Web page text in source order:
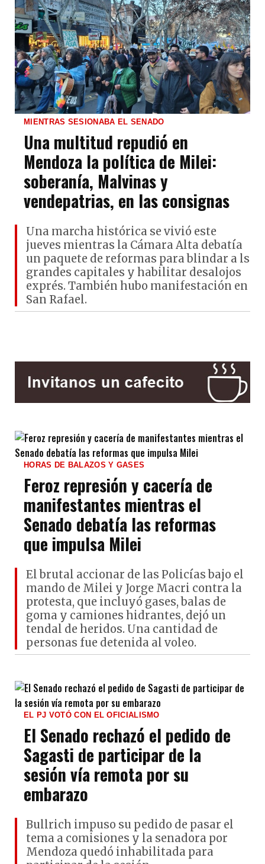
MIENTRAS SESIONABA EL SENADO
Una multitud repudió en
Mendoza la política de Milei:
soberanía, Malvinas y
vendepatrias, en las consignas
Una marcha histórica se vivió este
jueves mientras la Cámara Alta debatía
un paquete de reformas para blindar a ls
grandes capitales y habilitar desalojos
exprés. También hubo manifestación en
San Rafael.
HORAS DE BALAZOS Y GASES
Feroz represión y cacería de
manifestantes mientras el
Senado debatía las reformas
que impulsa Milei
El brutal accionar de las Policías bajo el
mando de Milei y Jorge Macri contra la
protesta, que incluyó gases, balas de
goma y camiones hidrantes, dejó un
tendal de heridos. Una cantidad de
personas fue detenida al voleo.
EL PJ VOTÓ CON EL OFICIALISMO
El Senado rechazó el pedido de
Sagasti de participar de la
sesión vía remota por su
embarazo
Bullrich impuso su pedido de pasar el
tema a comisiones y la senadora por
Mendoza quedó inhabilitada para